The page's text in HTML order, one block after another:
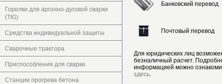
Горелки для аргонно-дуговой сварки
(TIG)
Средства индивидуальной защиты
Сварочные трактора
Приспособления для сварки.
Станции прогрева бетона
Банковский перевод
Почтовый перевод
Для юридических лиц
безналичный расчет.
информацией можно
здесь.